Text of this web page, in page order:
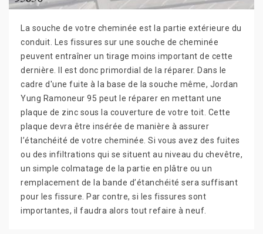
La souche de votre cheminée est la partie extérieure du
conduit. Les fissures sur une souche de cheminée
peuvent entraîner un tirage moins important de cette
dernière. Il est donc primordial de la réparer. Dans le
cadre d'une fuite à la base de la souche même, Jordan
Yung Ramoneur 95 peut le réparer en mettant une
plaque de zinc sous la couverture de votre toit. Cette
plaque devra être insérée de manière à assurer
l’étanchéité de votre cheminée. Si vous avez des fuites
ou des infiltrations qui se situent au niveau du chevêtre,
un simple colmatage de la partie en plâtre ou un
remplacement de la bande d’étanchéité sera suffisant
pour les fissure. Par contre, si les fissures sont
importantes, il faudra alors tout refaire à neuf.